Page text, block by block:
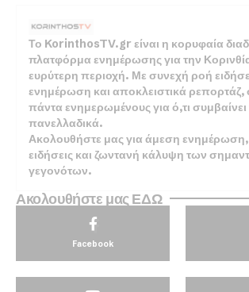
Το KorinthosTV.gr είναι η κορυφαία
πλατφόρμα ενημέρωσης για την
ευρύτερη περιοχή. Με συνεχή ροή
ενημέρωση και αποκλειστικά ρεπορτάζ,
πάντα ενημερωμένους για ό,τι συμβαίνει
πανελλαδικά.
Ακολουθήστε μας για άμεση ενημέρωση,
ειδήσεις και ζωντανή κάλυψη των
γεγονότων.
Ακολουθήστε μας ΕΔΩ
Facebook